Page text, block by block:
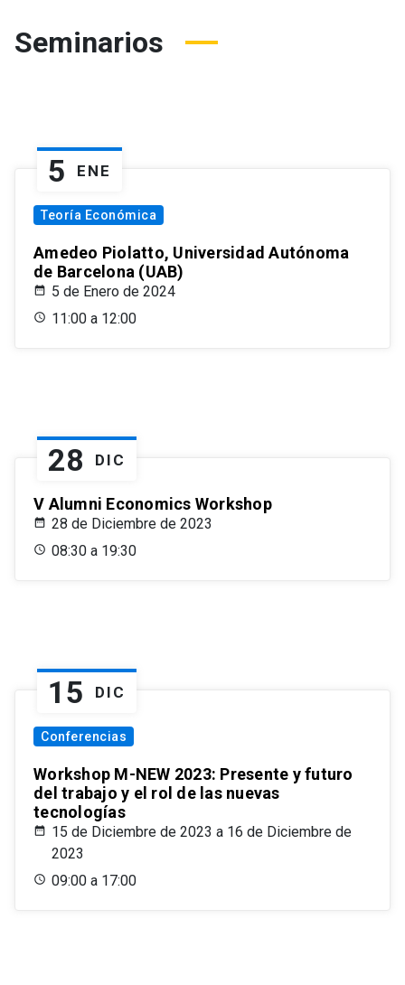
Seminarios
5 ENE
Teoría Económica
Amedeo Piolatto, Universidad Autónoma
de Barcelona (UAB)
5 de Enero de 2024
11:00 a 12:00
28 DIC
V Alumni Economics Workshop
28 de Diciembre de 2023
08:30 a 19:30
15 DIC
Conferencias
Workshop M-NEW 2023: Presente y futuro
del trabajo y el rol de las nuevas
tecnologías
15 de Diciembre de 2023 a 16 de Diciembre de
2023
09:00 a 17:00